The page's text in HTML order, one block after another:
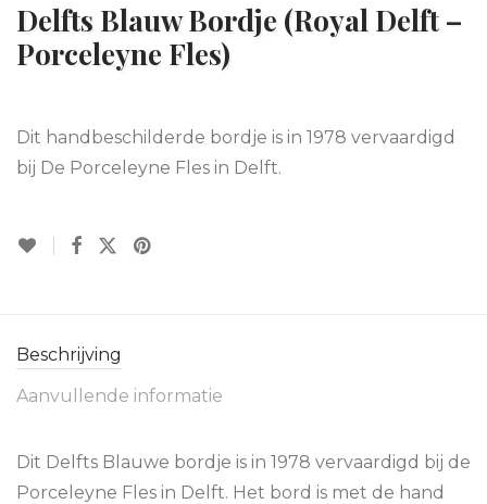
Delfts Blauw Bordje (Royal Delft –
Porceleyne Fles)
Dit handbeschilderde bordje is in 1978 vervaardigd
bij De Porceleyne Fles in Delft.
Beschrijving
Aanvullende informatie
Dit Delfts Blauwe bordje is in 1978 vervaardigd bij de
Porceleyne Fles in Delft. Het bord is met de hand